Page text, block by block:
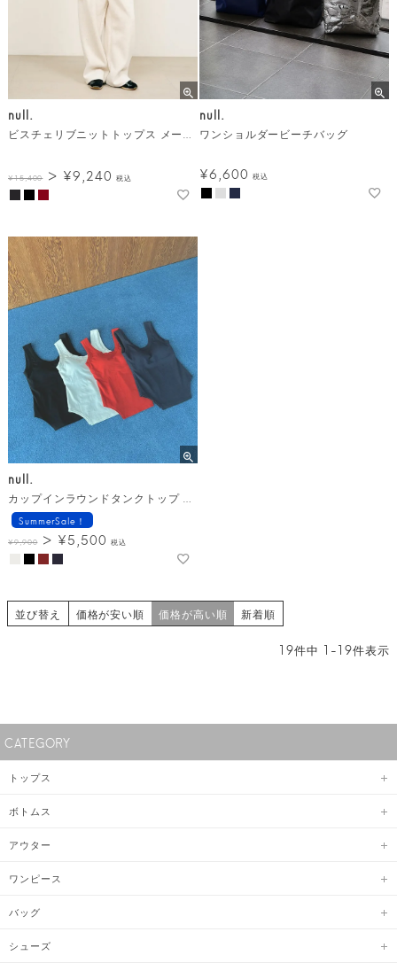
null.
¥15,400 ¥9,240 税込
null.
ワンショルダービーチバッグ
¥6,600 税込
null.
カップインラウンドタンクトップ メール便
SummerSale！
¥9,900 ¥5,500 税込
並び替え 価格が安い順 価格が高い順 新着順
19件中 1 -19件表示
CATEGORY
トップス
ボトムス
アウター
ワンピース
バッグ
シューズ